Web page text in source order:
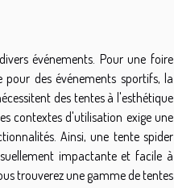
événements. Pour une foire
des événements sportifs, la
des tentes à l'esthétique
contextes d'utilisation exige une
Ainsi, une tente spider
impactante et facile à
trouverez une gamme de tentes